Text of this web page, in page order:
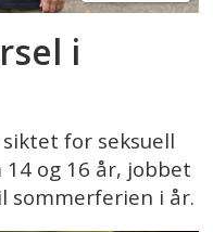
i
for seksuell
og 16 år, jobbet
sommerferien i år.